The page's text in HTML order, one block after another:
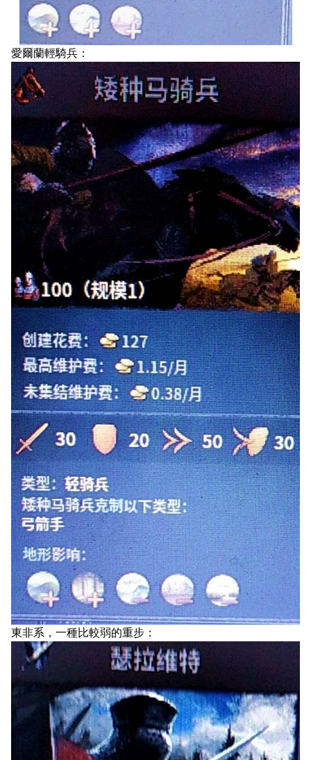
愛爾蘭輕騎兵：
東非系，一種比較弱的重步：